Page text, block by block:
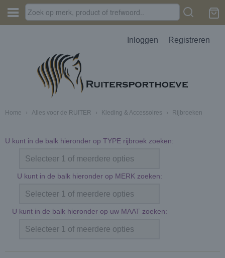
Inloggen Registreren
Home › Alles voor de RUITER › Kleding & Accessoires › Rijbroeken
U kunt in de balk hieronder op TYPE rijbroek zoeken:
Selecteer 1 of meerdere opties
U kunt in de balk hieronder op MERK zoeken:
Selecteer 1 of meerdere opties
U kunt in de balk hieronder op uw MAAT zoeken:
Selecteer 1 of meerdere opties